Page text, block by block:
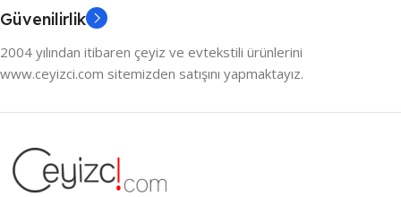
Güvenilirlik
2004 yılından itibaren çeyiz ve evtekstili ürünlerini
www.ceyizci.com sitemizden satışını yapmaktayız.